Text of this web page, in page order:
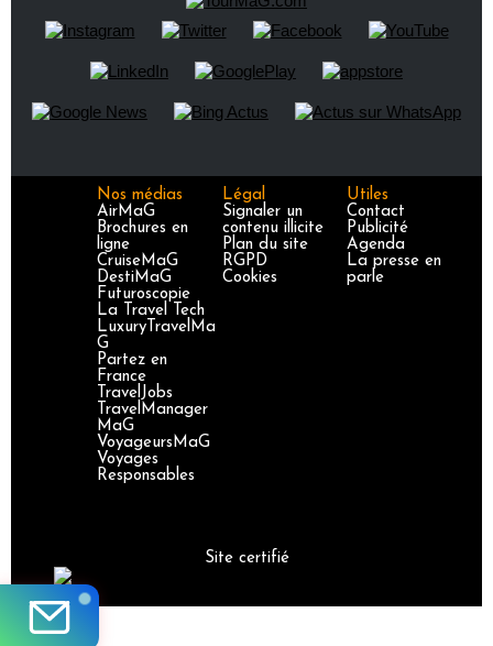
Nos médias
AirMaG
Brochures en
ligne
CruiseMaG
DestiMaG
Futuroscopie
La Travel Tech
LuxuryTravelMa
G
Partez en
France
TravelJobs
TravelManager
MaG
VoyageursMaG
Voyages
Responsables
Légal
Signaler un
contenu illicite
Plan du site
RGPD
Cookies
Utiles
Contact
Publicité
Agenda
La presse en
parle
Site certifié